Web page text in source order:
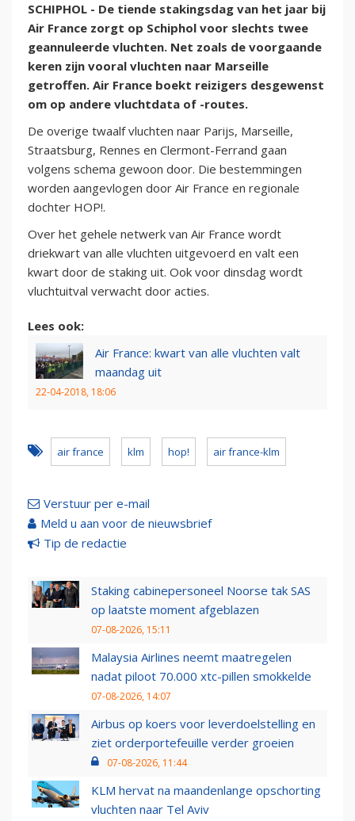
SCHIPHOL - De tiende stakingsdag van het jaar bij
Air France zorgt op Schiphol voor slechts twee
geannuleerde vluchten. Net zoals de voorgaande
keren zijn vooral vluchten naar Marseille
getroffen. Air France boekt reizigers desgewenst
om op andere vluchtdata of -routes.
De overige twaalf vluchten naar Parijs, Marseille,
Straatsburg, Rennes en Clermont-Ferrand gaan
volgens schema gewoon door. Die bestemmingen
worden aangevlogen door Air France en regionale
dochter HOP!.
Over het gehele netwerk van Air France wordt
driekwart van alle vluchten uitgevoerd en valt een
kwart door de staking uit. Ook voor dinsdag wordt
vluchtuitval verwacht door acties.
Lees ook:
Air France: kwart van alle vluchten valt
maandag uit
22-04-2018, 18:06
air france klm hop! air france-klm
Verstuur per e-mail
Meld u aan voor de nieuwsbrief
Tip de redactie
Staking cabinepersoneel Noorse tak SAS
op laatste moment afgeblazen
07-08-2026, 15:11
Malaysia Airlines neemt maatregelen
nadat piloot 70.000 xtc-pillen smokkelde
07-08-2026, 14:07
Airbus op koers voor leverdoelstelling en
ziet orderportefeuille verder groeien
07-08-2026, 11:44
KLM hervat na maandenlange opschorting
vluchten naar Tel Aviv